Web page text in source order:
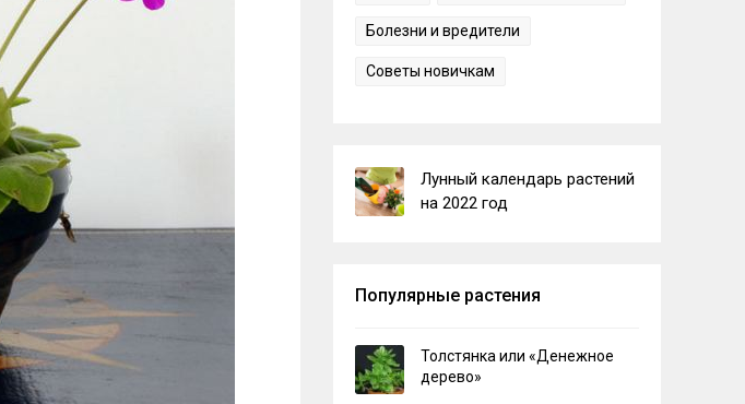
Болезни и вредители
Советы новичкам
Лунный календарь растений
на 2022 год
Популярные растения
Толстянка или «Денежное
дерево»